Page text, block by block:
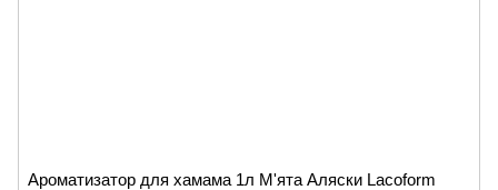
Ароматизатор для хамама 1л М'ята Аляски Lacoform